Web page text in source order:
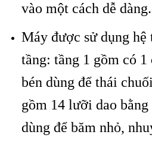
vào một cách dễ dàng.
Máy được sử dụng hệ
tầng: tầng 1 gồm có
bén dùng để thái
gồm 14 lưỡi dao
dùng để băm nhỏ,